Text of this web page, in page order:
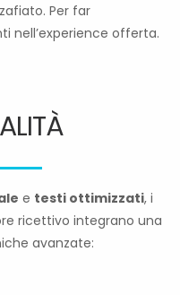
Per far
nell’experience offerta.
e testi ottimizzati, i
ricettivo integrano una
avanzate: